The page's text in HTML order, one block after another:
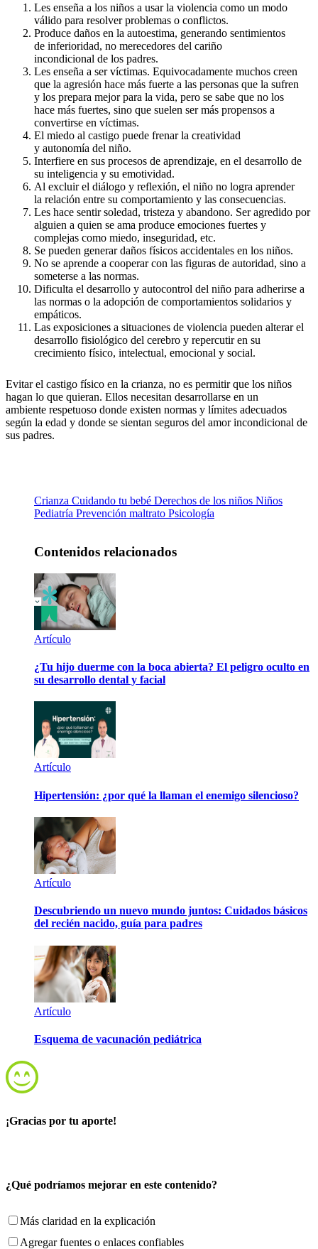
Les enseña a los niños a usar la violencia como un modo
válido para resolver problemas o conflictos.
Produce daños en la autoestima, generando sentimientos
de inferioridad, no merecedores del cariño
incondicional de los padres.
Les enseña a ser víctimas. Equivocadamente muchos creen
que la agresión hace más fuerte a las personas que la sufren
y los prepara mejor para la vida, pero se sabe que no los
hace más fuertes, sino que suelen ser más propensos a
convertirse en víctimas.
El miedo al castigo puede frenar la creatividad
y autonomía del niño.
Interfiere en sus procesos de aprendizaje, en el desarrollo de
su inteligencia y su emotividad.
Al excluir el diálogo y reflexión, el niño no logra aprender
la relación entre su comportamiento y las consecuencias.
Les hace sentir soledad, tristeza y abandono. Ser agredido por
alguien a quien se ama produce emociones fuertes y
complejas como miedo, inseguridad, etc.
Se pueden generar daños físicos accidentales en los niños.
No se aprende a cooperar con las figuras de autoridad, sino a
someterse a las normas.
Dificulta el desarrollo y autocontrol del niño para adherirse a
las normas o la adopción de comportamientos solidarios y
empáticos.
Las exposiciones a situaciones de violencia pueden alterar el
desarrollo fisiológico del cerebro y repercutir en su
crecimiento físico, intelectual, emocional y social.
Evitar el castigo físico en la crianza, no es permitir que los niños
hagan lo que quieran. Ellos necesitan desarrollarse en un
ambiente respetuoso donde existen normas y límites adecuados
según la edad y donde se sientan seguros del amor incondicional de
sus padres.
Crianza Cuidando tu bebé Derechos de los niños Niños
Pediatría Prevención maltrato Psicología
Contenidos relacionados
Artículo
¿Tu hijo duerme con la boca abierta? El peligro oculto en
su desarrollo dental y facial
Artículo
Hipertensión: ¿por qué la llaman el enemigo silencioso?
Artículo
Descubriendo un nuevo mundo juntos: Cuidados básicos
del recién nacido, guía para padres
Artículo
Esquema de vacunación pediátrica
¡Gracias por tu aporte!
¿Qué podríamos mejorar en este contenido?
Más claridad en la explicación
Agregar fuentes o enlaces confiables